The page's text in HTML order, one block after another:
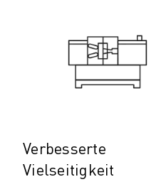
KUNDENBETREUUNG
FIELD & WARTUNG
WIEDERAUFBEREITUNG
DIGITALE SERVICE TOOLS
Verbesserte
Vielseitigkeit